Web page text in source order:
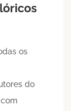
os
do